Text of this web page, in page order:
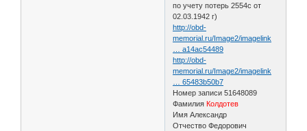
по учету потерь 2554с от
02.03.1942 г)
http://obd-
memorial.ru/Image2/imagelink
… a14ac54489
http://obd-
memorial.ru/Image2/imagelink
… 65483b50b7
Номер записи 51648089
Фамилия Колдотев
Имя Александр
Отчество Федорович